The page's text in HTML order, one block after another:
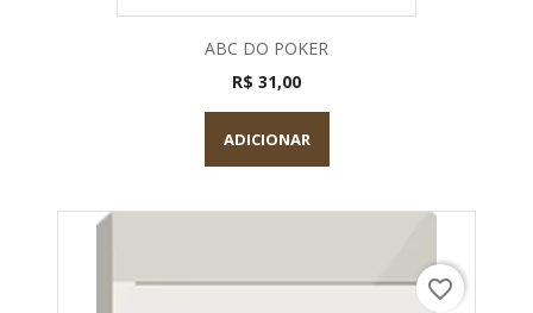
ABC DO POKER
R$ 31,00
ADICIONAR
favorite_border